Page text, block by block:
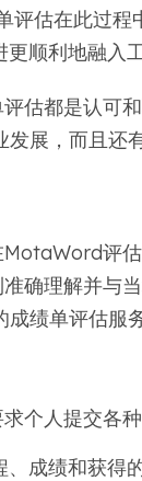
评估在此过
顺利地融入工
估都是认可
展，而且还
评
确理解并与
绩单评估服
个人提交各
、成绩和获得